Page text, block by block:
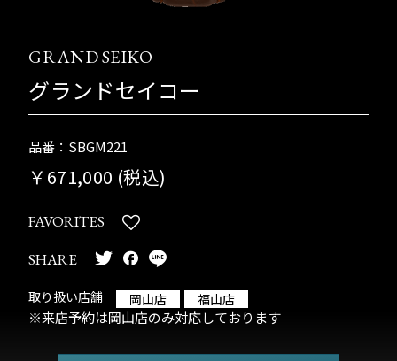
GRAND SEIKO
グランドセイコー
品番：SBGM221
￥671,000 (税込)
FAVORITES
SHARE
取り扱い店舗 岡山店 福山店
※来店予約は岡山店のみ対応しております